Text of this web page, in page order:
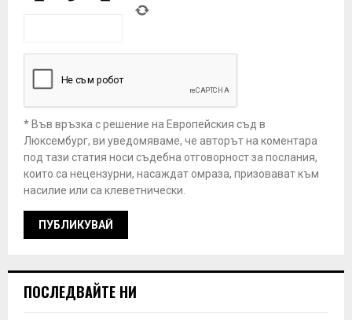
* Във връзка с решение на Европейския съд в
Люксембург, ви уведомяваме, че авторът на коментара
под тази статия носи съдебна отговорност за послания,
които са нецензурни, насаждат омраза, призовават към
насилие или са клеветнически.
ПОСЛЕДВАЙТЕ НИ